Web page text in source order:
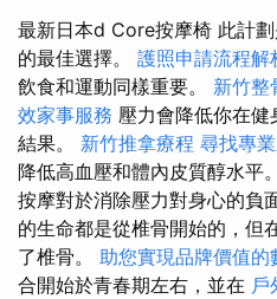
最新日本d Core按摩椅 此計
的最佳選擇。 護照申請流程解
飲食和運動同樣重要。 新竹整
效家事服務 壓力會降低你在
結果。 新竹推拿療程 尋找專
降低高血壓和體內皮質醇水平。
按摩對於消除壓力對身心的負
的生命都是從椎骨開始的，但
了椎骨。 助您實現品牌價值的
合開始於青春期左右，並在 戶